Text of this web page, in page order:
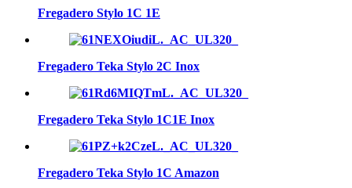
Fregadero Stylo 1C 1E
Fregadero Teka Stylo 2C Inox
Fregadero Teka Stylo 1C1E Inox
Fregadero Teka Stylo 1C Amazon